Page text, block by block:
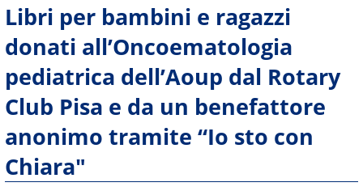
Libri per bambini e ragazzi
donati all’Oncoematologia
pediatrica dell’Aoup dal Rotary
Club Pisa e da un benefattore
anonimo tramite “Io sto con
Chiara"